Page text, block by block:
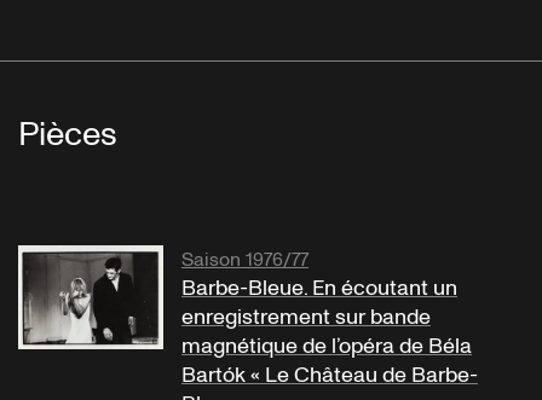
Pièces
Saison 1976/77
Barbe-Bleue. En écoutant un
enregistrement sur bande
magnétique de l’opéra de Béla
Bartók « Le Château de Barbe-